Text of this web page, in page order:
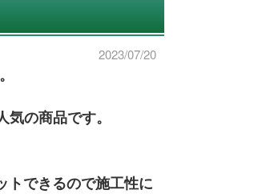
2023/07/20
の商品です。
トできるので施工性に